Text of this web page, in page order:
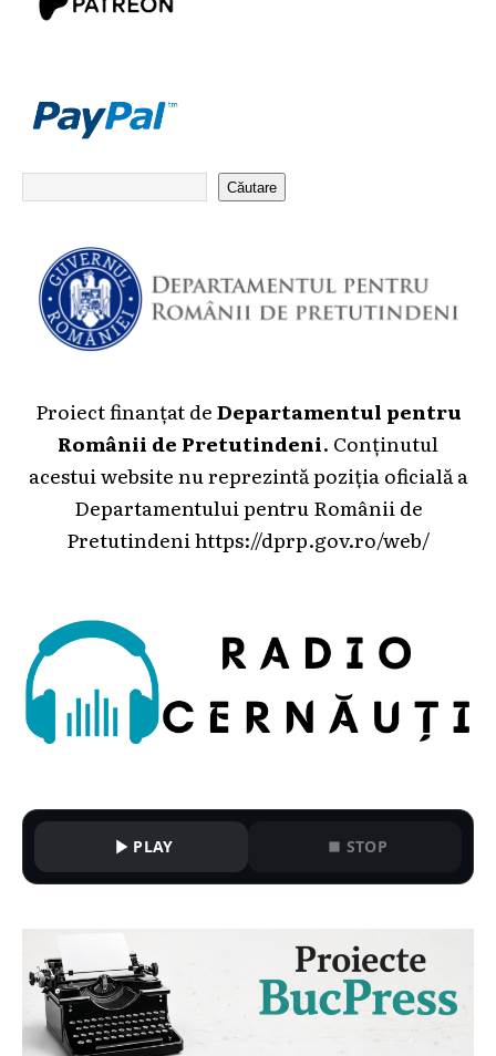
Căutare
Proiect finanțat deDepartamentul pentru
Românii de Pretutindeni. Conținutul
acestui website nu reprezintă poziția oficială a
Departamentului pentru Românii de
Pretutindenihttps://dprp.gov.ro/web/
PLAY STOP